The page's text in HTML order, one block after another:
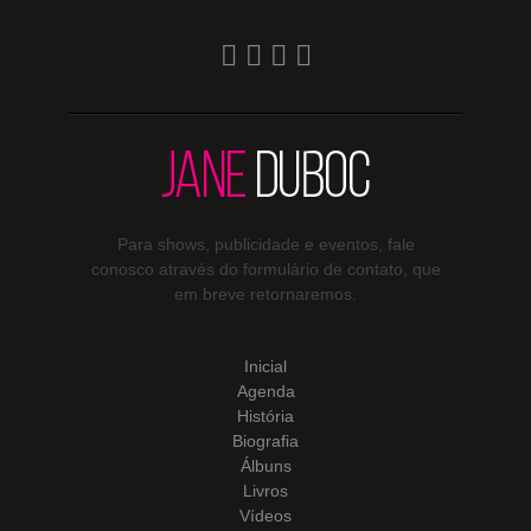
Para shows, publicidade e eventos, fale
conosco através do formulário de contato, que
em breve retornaremos.
Inicial
Agenda
História
Biografia
Álbuns
Livros
Vídeos